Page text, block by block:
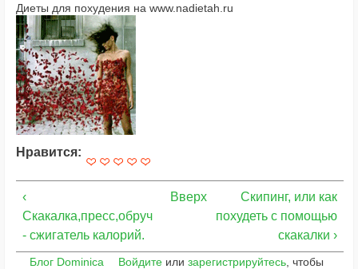
Диеты для похудения на www.nadietah.ru
Нравится:
‹
Скакалка,пресс,обруч
- сжигатель калорий.
Вверх
Скипинг, или как
похудеть с помощью
скакалки ›
Блог Dominica Войдитеили зарегистрируйтесь, чтобы